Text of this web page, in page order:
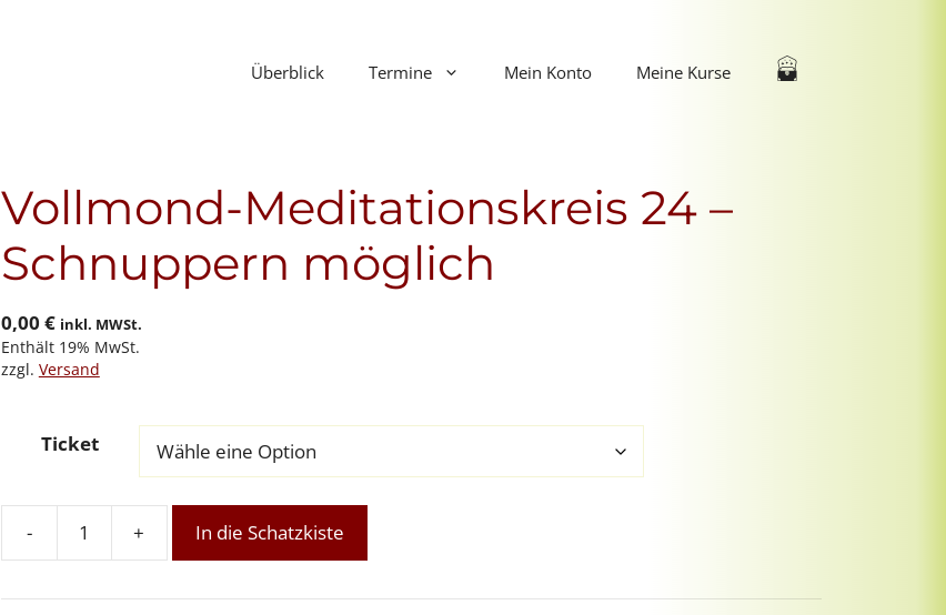
Überblick Termine Mein Konto Meine Kurse
Vollmond-Meditationskreis 24 –
Schnuppern möglich
0,00 € inkl. MWSt.
Enthält 19% MwSt.
zzgl. Versand
Ticket
-
Vollmond-
24
+ In die Schatzkiste